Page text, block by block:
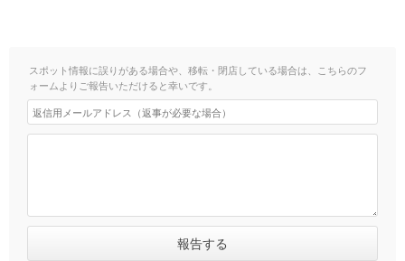
スポット情報に誤りがある場合や、移転・閉店している場合は、こちらのフ
ォームよりご報告いただけると幸いです。